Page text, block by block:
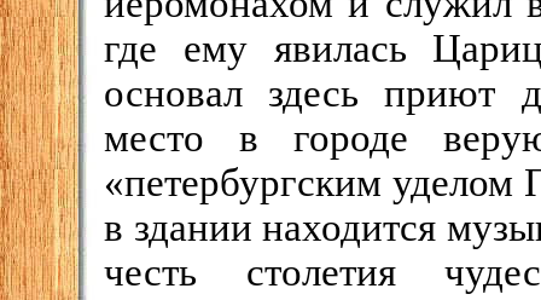
где ему явилась
основал здесь приют
место в городе
«петербургским уделом
в здании находится
честь столетия